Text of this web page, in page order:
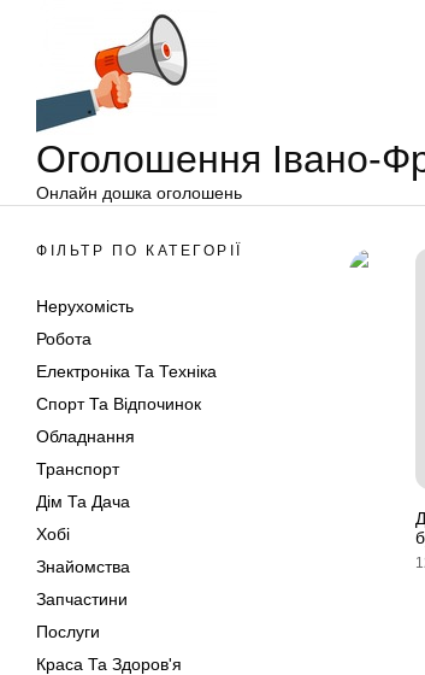
Оголошення Івано-
Онлайн дошка оголошень
ФІЛЬТР ПО КАТЕГОРІЇ
Нерухомість
Робота
Електроніка Та Техніка
Спорт Та Відпочинок
Обладнання
Транспорт
Дім Та Дача
Хобі
Знайомства
Запчастини
Послуги
Краса Та Здоров'я